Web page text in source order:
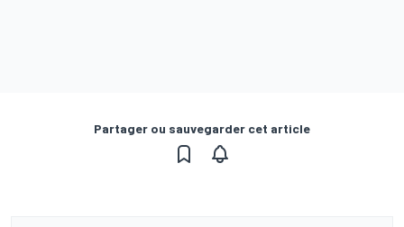
Partager ou sauvegarder cet article